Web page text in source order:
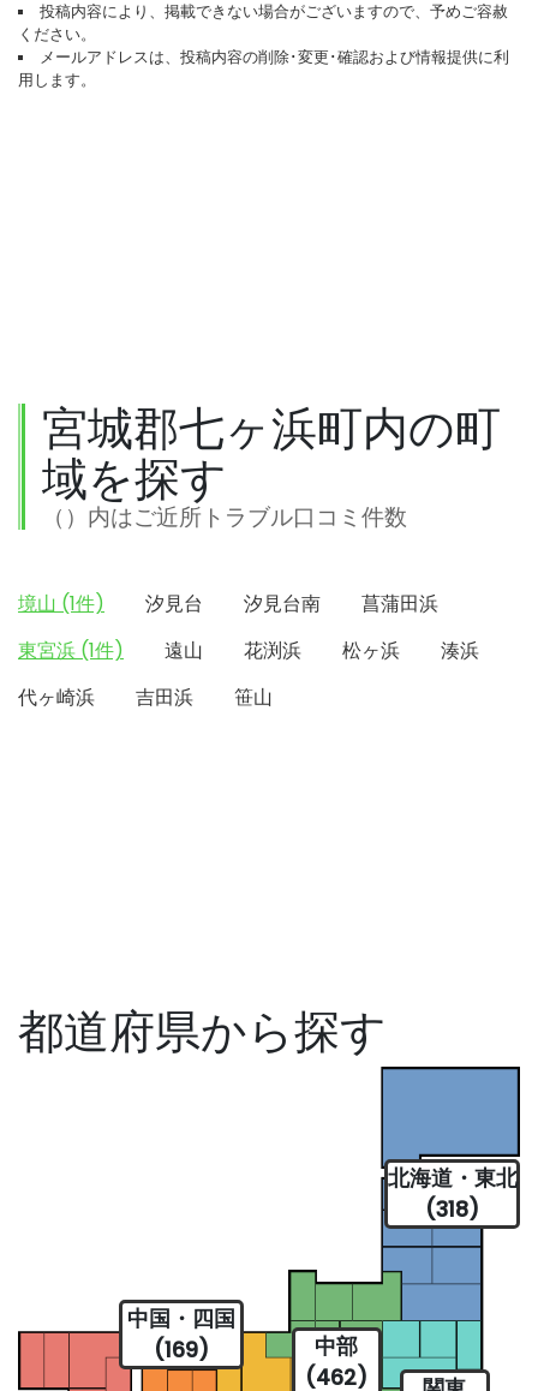
投稿内容により、掲載できない場合がございますので、予めご容赦
ください。
メールアドレスは、投稿内容の削除･変更･確認および情報提供に利
用します。
宮城郡七ヶ浜町内の町
域を探す
（）内はご近所トラブル口コミ件数
境山 (1件) 汐見台 汐見台南
菖蒲田浜
東宮浜 (1件)
遠山 花渕浜 松ヶ浜
湊浜
代ヶ崎浜
吉田浜 笹山
都道府県から探す
北海道・東北
(318)
中部
(462)
中国・四国
(169)